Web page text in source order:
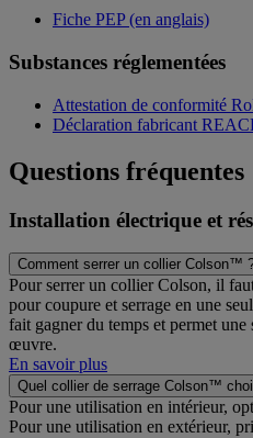
Fiche PEP (en anglais)
Substances réglementées
Attestation de conformité
Déclaration fabricant
Questions fréquentes
Installation électrique et
Comment serrer un collier Colson™
Pour serrer un collier Colson, il
pour coupure et serrage en une
fait gagner du temps et permet
œuvre.
En savoir plus
Quel collier de serrage Colson™
Pour une utilisation en intérieur,
Pour une utilisation en extérieur,